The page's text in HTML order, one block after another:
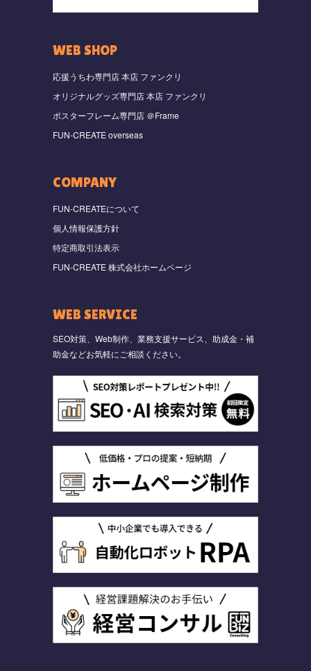
WEB SHOP
応援うちわ専門店 本店 ファンクリ
オリジナルグッズ専門店 本店 ファンクリ
ポスターフレーム専門店 ＠Frame
FUN-CREATE overseas
COMPANY
FUN-CREATEについて
個人情報保護方針
特定商取引法表示
FUN-CREATE 株式会社ホームページ
WEB SERVICE
SEO対策、Web制作、業務支援サービス、助成金・補
助金などお気軽にご相談ください。